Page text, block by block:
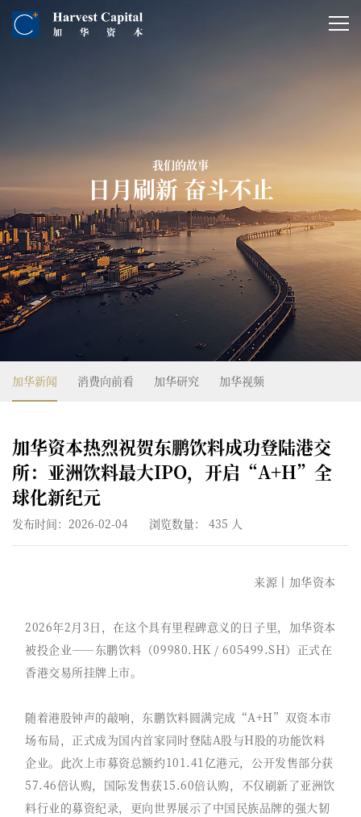
我们的故事
日月刷新 奋斗不止
加华新闻 消费向前看 加华研究 加华视频
加华资本热烈祝贺东鹏饮料成功登陆港交
所：亚洲饮料最大IPO，开启“A+H”全
球化新纪元
发布时间：2026-02-04 浏览数量： 435 人
来源丨加华资本
2026年2月3日，在这个具有里程碑意义的日子里，加华资本
被投企业——东鹏饮料（09980.HK / 605499.SH）正式在
香港交易所挂牌上市。
随着港股钟声的敲响，东鹏饮料圆满完成“A+H”双资本市
场布局，正式成为国内首家同时登陆A股与H股的功能饮料
企业。此次上市募资总额约101.41亿港元，公开发售部分获
57.46倍认购，国际发售获15.60倍认购，不仅刷新了亚洲饮
料行业的募资纪录，更向世界展示了中国民族品牌的强大韧